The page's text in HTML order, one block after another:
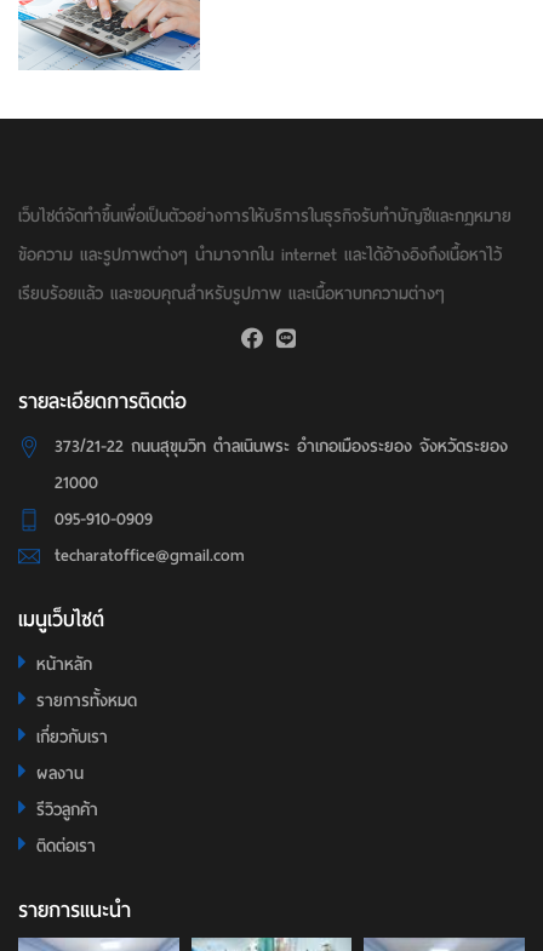
เว็บไซต์จัดทำขึ้นเพื่อเป็นตัวอย่างการให้บริการในธุรกิจรับทำบัญชีและกฏหมาย
ข้อความ และรูปภาพต่างๆ นำมาจากใน internet และได้อ้างอิงถึงเนื้อหาไว้
เรียบร้อยแล้ว และขอบคุณสำหรับรูปภาพ และเนื้อหาบทความต่างๆ
รายละเอียดการติดต่อ
373/21-22 ถนนสุขุมวิท ตำลเนินพระ อำเภอเมืองระยอง จังหวัดระยอง
21000
095-910-0909
techaratoffice@gmail.com
เมนูเว็บไซต์
หน้าหลัก
รายการทั้งหมด
เกี่ยวกับเรา
ผลงาน
รีวิวลูกค้า
ติดต่อเรา
รายการแนะนำ